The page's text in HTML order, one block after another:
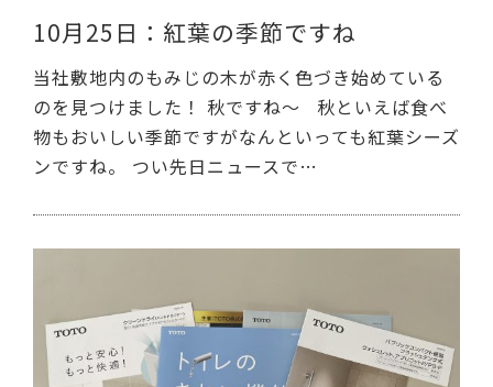
10月25日：紅葉の季節ですね
当社敷地内のもみじの木が赤く色づき始めている
のを見つけました！ 秋ですね～ 秋といえば食べ
物もおいしい季節ですがなんといっても紅葉シーズ
ンですね。 つい先日ニュースで…